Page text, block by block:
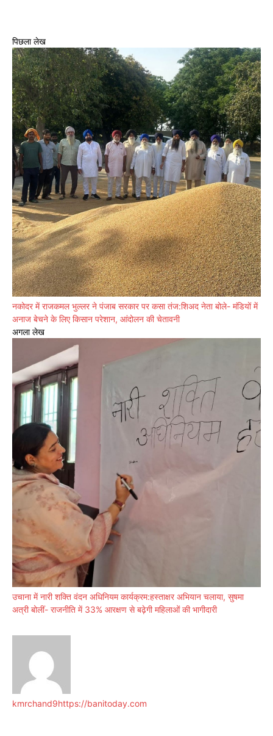
पिछला लेख
नकोदर में राजकमल भुल्लर ने पंजाब सरकार पर कसा तंज:शिअद नेता बोले- मंडियों में
अनाज बेचने के लिए किसान परेशान, आंदोलन की चेतावनी
अगला लेख
उचाना में नारी शक्ति वंदन अधिनियम कार्यक्रम:हस्ताक्षर अभियान चलाया, सुषमा
अत्री बोलीं- राजनीति में 33% आरक्षण से बढ़ेगी महिलाओं की भागीदारी
kmrchand9https://banitoday.com